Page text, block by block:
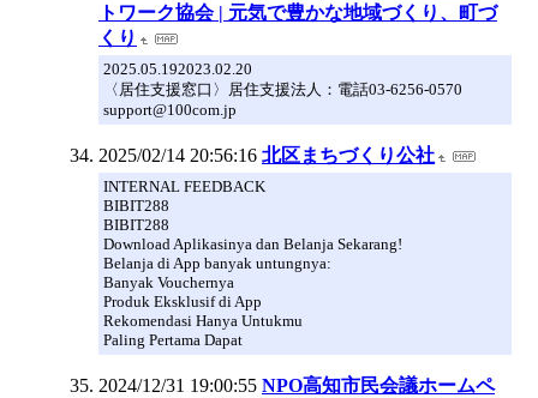
トワーク協会 | 元気で豊かな地域づくり、町づ
くり
2025.05.192023.02.20
〈居住支援窓口〉居住支援法人：電話03-6256-0570
support@100com.jp
2025/02/14 20:56:16 北区まちづくり公社
INTERNAL FEEDBACK
BIBIT288
BIBIT288
Download Aplikasinya dan Belanja Sekarang!
Belanja di App banyak untungnya:
Banyak Vouchernya
Produk Eksklusif di App
Rekomendasi Hanya Untukmu
Paling Pertama Dapat
2024/12/31 19:00:55 NPO高知市民会議ホームペ